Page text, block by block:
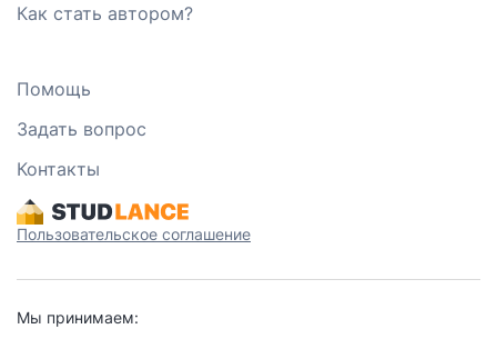
Как стать автором?
Помощь
Задать вопрос
Контакты
Пользовательское соглашение
Мы принимаем: